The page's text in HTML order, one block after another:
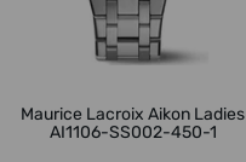
Maurice Lacroix Aikon Ladies
AI1106-SS002-450-1